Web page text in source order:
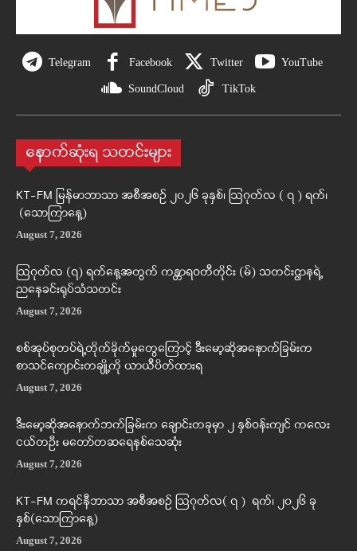
Telegram Facebook Twitter YouTube
SoundCloud TikTok
နောက်ဆုံးရ သတင်းများ
KT-FM မြန်မာဘာသာ အစီအစဉ် ၂၀၂၆ ခုနှစ်၊ ဩဂုတ်လ ( ၇ ) ရက်၊
(သောကြာနေ့)
August 7, 2026
ဩဂုတ်လ (၇) ရက်နေ့အတွက် ကန္တာရဝတီတိုင်း (မ်) သတင်းဌာနရဲ့
ညနေခင်းရုပ်သံသတင်း
August 7, 2026
စစ်အုပ်စုတပ်ရဲ့တိုက်ခိုက်မှုတွေကြောင့် ဒီးမော့ဆိုအနောက်ခြမ်းက
စာသင်ကျောင်းတချို့ကို ယာယီပိတ်ထားရ
August 7, 2026
ဒီးမော့ဆိုအနောက်ဘက်ခြမ်းက ချောင်းတခုမှာ ၂ နှစ်ဝန်းကျင် ကလေး
ငယ်တဦး မတော်တဆရေနစ်သေဆုံး
August 7, 2026
KT-FM ကရင်နီဘာသာ အစီအစဉ် ဩဂုတ်လ( ၇ ) ရက်၊ ၂၀၂၆ ခု
နှစ်(သောကြာနေ့)
August 7, 2026